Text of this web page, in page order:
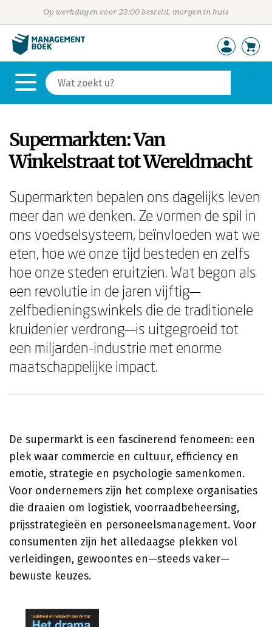
Op werkdagen voor 23:00 besteld, morgen in huis
Supermarkten: Van
Winkelstraat tot Wereldmacht
Supermarkten bepalen ons dagelijks leven
meer dan we denken. Ze vormen de spil in
ons voedselsysteem, beïnvloeden wat we
eten, hoe we onze tijd besteden en zelfs
hoe onze steden eruitzien. Wat begon als
een revolutie in de jaren vijftig—
zelfbedieningswinkels die de traditionele
kruidenier verdrong—is uitgegroeid tot
een miljarden-industrie met enorme
maatschappelijke impact.
De supermarkt is een fascinerend fenomeen: een
plek waar commercie en cultuur, efficiency en
emotie, strategie en psychologie samenkomen.
Voor ondernemers zijn het complexe organisaties
die draaien om logistiek, voorraadbeheersing,
prijsstrategieën en personeelsmanagement. Voor
consumenten zijn het alledaagse plekken vol
verleidingen, gewoontes en—steeds vaker—
bewuste keuzes.